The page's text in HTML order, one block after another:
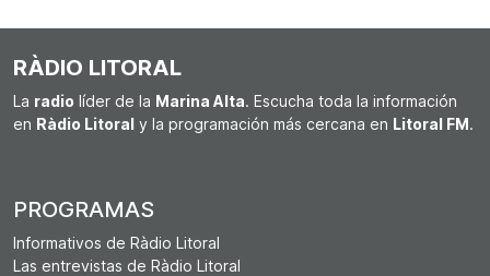
RÀDIO LITORAL
La radio líder de la Marina Alta. Escucha toda la información
en Ràdio Litoral y la programación más cercana en Litoral FM.
PROGRAMAS
Informativos de Ràdio Litoral
Las entrevistas de Ràdio Litoral